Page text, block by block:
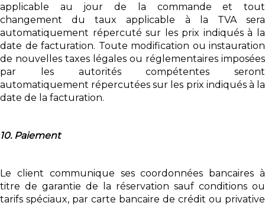
applicable au jour de la commande et tout
changement du taux applicable à la TVA sera
automatiquement répercuté sur les prix indiqués à la
date de facturation. Toute modification ou instauration
de nouvelles taxes légales ou réglementaires imposées
par les autorités compétentes seront
automatiquement répercutées sur les prix indiqués à la
date de la facturation.
10. Paiement
Le client communique ses coordonnées bancaires à
titre de garantie de la réservation sauf conditions ou
tarifs spéciaux, par carte bancaire de crédit ou privative